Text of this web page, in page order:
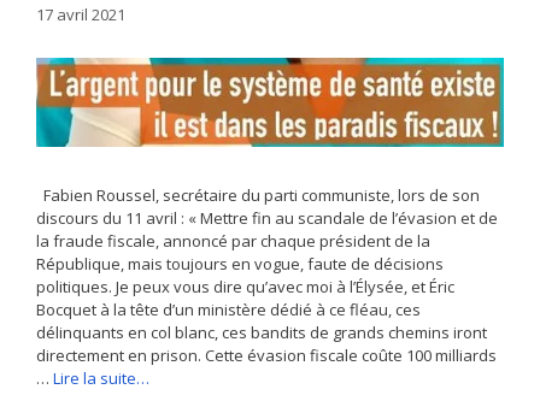
17 avril 2021
Fabien Roussel, secrétaire du parti communiste, lors de son
discours du 11 avril : « Mettre fin au scandale de l’évasion et de
la fraude fiscale, annoncé par chaque président de la
République, mais toujours en vogue, faute de décisions
politiques. Je peux vous dire qu’avec moi à l’Élysée, et Éric
Bocquet à la tête d’un ministère dédié à ce fléau, ces
délinquants en col blanc, ces bandits de grands chemins iront
directement en prison. Cette évasion fiscale coûte 100 milliards
… Lire la suite…